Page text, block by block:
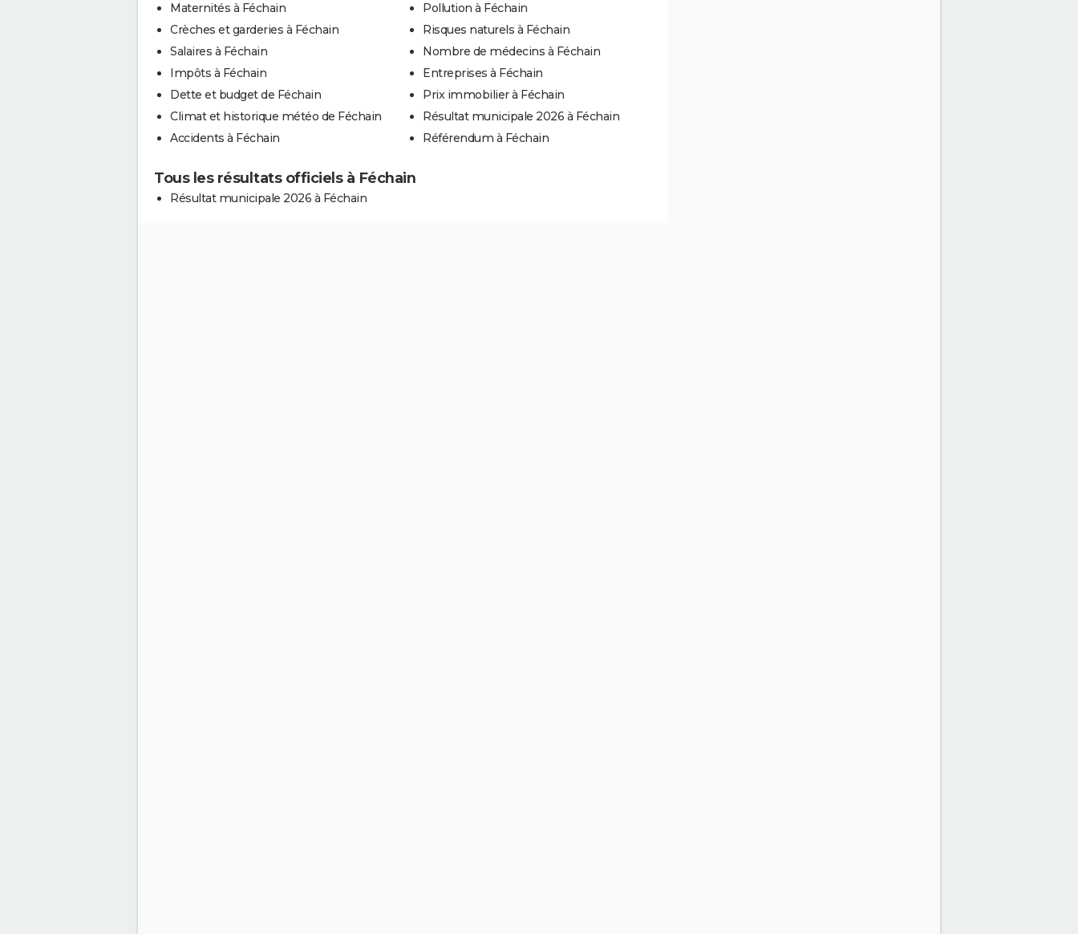
Maternités à Féchain
Crèches et garderies à Féchain
Salaires à Féchain
Impôts à Féchain
Dette et budget de Féchain
Climat et historique météo de Féchain
Accidents à Féchain
Pollution à Féchain
Risques naturels à Féchain
Nombre de médecins à Féchain
Entreprises à Féchain
Prix immobilier à Féchain
Résultat municipale 2026 à Féchain
Référendum à Féchain
Tous les résultats officiels à Féchain
Résultat municipale 2026 à Féchain